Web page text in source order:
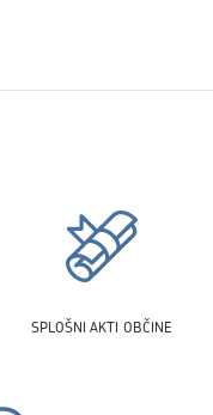
SPLOŠNI AKTI OBČINE